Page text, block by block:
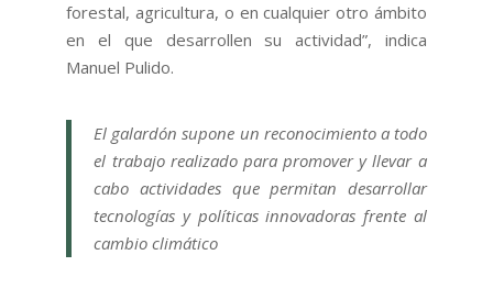
forestal, agricultura, o en cualquier otro ámbito
en el que desarrollen su actividad”, indica
Manuel Pulido.
El galardón supone un reconocimiento a todo
el trabajo realizado para promover y llevar a
cabo actividades que permitan desarrollar
tecnologías y políticas innovadoras frente al
cambio climático